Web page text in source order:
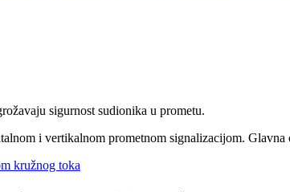
sigurnost sudionika u prometu.
i vertikalnom prometnom signalizacijom.
kružnog toka